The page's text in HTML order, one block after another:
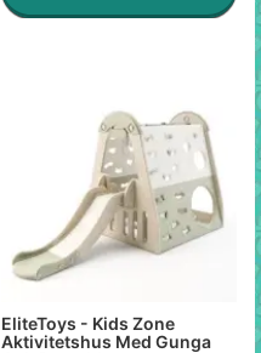
EliteToys - Kids Zone
Aktivitetshus Med Gunga